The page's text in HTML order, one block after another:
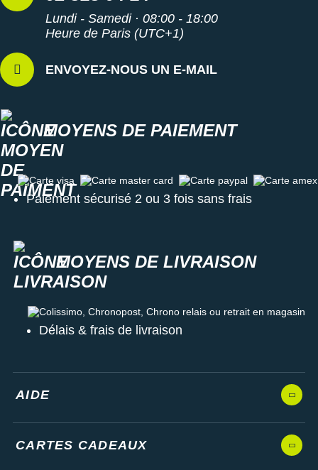
Lundi - Samedi · 08:00 - 18:00
Heure de Paris (UTC+1)
ENVOYEZ-NOUS UN E-MAIL
MOYENS DE PAIEMENT
Carte visa Carte master card Carte paypal Carte amex
Paiement sécurisé 2 ou 3 fois sans frais
MOYENS DE LIVRAISON
Colissimo, Chronopost, Chrono relais ou retrait en magasin
Délais & frais de livraison
AIDE
CARTES CADEAUX